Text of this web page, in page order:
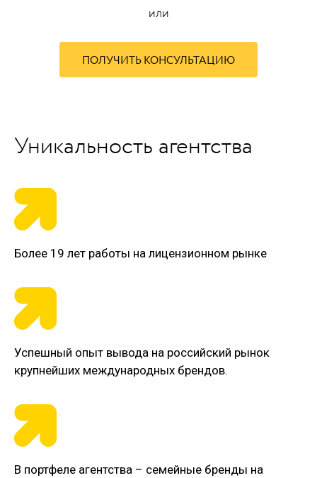
или
ПОЛУЧИТЬ КОНСУЛЬТАЦИЮ
Уникальность агентства
Более 19 лет работы на лицензионном рынке
Успешный опыт вывода на российский рынок
крупнейших международных брендов.
В портфеле агентства – семейные бренды на